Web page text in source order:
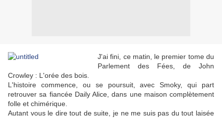
J'ai fini, ce matin, le premier tome du
Parlement des Fées, de John
Crowley : L'orée des bois.
L'histoire commence, ou se poursuit, avec Smoky, qui part
retrouver sa fiancée Daily Alice, dans une maison complètement
folle et chimérique.
Autant vous le dire tout de suite, je ne me suis pas du tout laisée